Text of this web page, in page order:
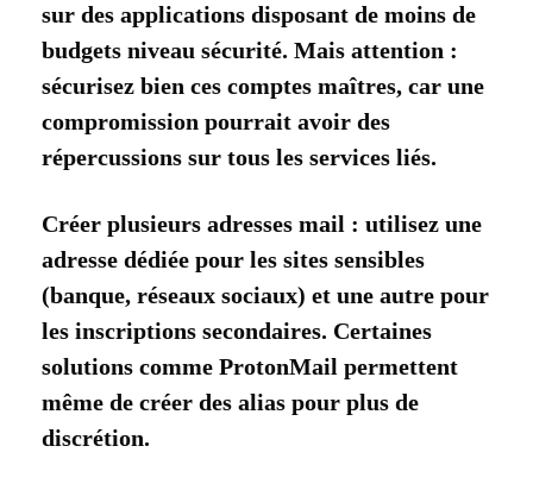
sur des applications disposant de moins de
budgets niveau sécurité. Mais attention :
sécurisez bien ces comptes maîtres, car une
compromission pourrait avoir des
répercussions sur tous les services liés.
Créer plusieurs adresses mail : utilisez une
adresse dédiée pour les sites sensibles
(banque, réseaux sociaux) et une autre pour
les inscriptions secondaires. Certaines
solutions comme ProtonMail permettent
même de créer des alias pour plus de
discrétion.